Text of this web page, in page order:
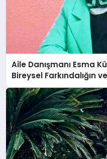
Aile Danışmanı Esma
Bireysel Farkındalığın
Anlatıyor